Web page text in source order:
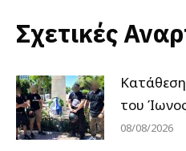
Σχετικές
του
08/08/2026